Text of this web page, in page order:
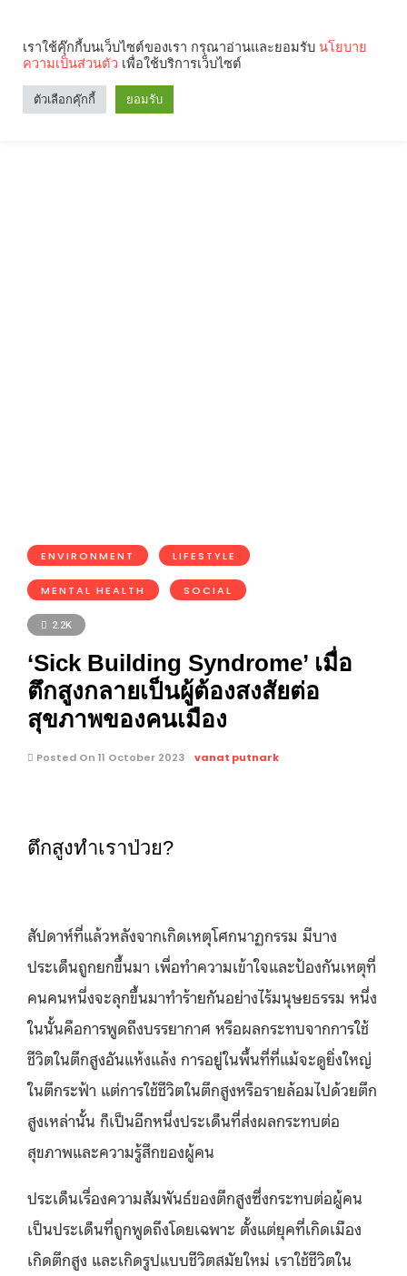
ENVIRONMENT LIFESTYLE
MENTAL HEALTH SOCIAL
2.2K
‘Sick Building Syndrome’ เมื่อ
ตึกสูงกลายเป็นผู้ต้องสงสัยต่อ
สุขภาพของคนเมือง
Posted On 11 October 2023 vanat putnark
ตึกสูงทำเราป่วย?
สัปดาห์ที่แล้วหลังจากเกิดเหตุโศกนาฏกรรม มีบาง
ประเด็นถูกยกขึ้นมา เพื่อทำความเข้าใจและป้องกันเหตุที่
คนคนหนึ่งจะลุกขึ้นมาทำร้ายกันอย่างไร้มนุษยธรรม หนึ่ง
ในนั้นคือการพูดถึงบรรยากาศ หรือผลกระทบจากการใช้
ชีวิตในตึกสูงอันแห้งแล้ง การอยู่ในพื้นที่ที่แม้จะดูยิ่งใหญ่
ในตึกระฟ้า แต่การใช้ชีวิตในตึกสูงหรือรายล้อมไปด้วยตึก
สูงเหล่านั้น ก็เป็นอีกหนึ่งประเด็นที่ส่งผลกระทบต่อ
สุขภาพและความรู้สึกของผู้คน
ประเด็นเรื่องความสัมพันธ์ของตึกสูงซึ่งกระทบต่อผู้คน
เป็นประเด็นที่ถูกพูดถึงโดยเฉพาะ ตั้งแต่ยุคที่เกิดเมือง
เกิดตึกสูง และเกิดรูปแบบชีวิตสมัยใหม่ เราใช้ชีวิตใน
เราใช้คุ๊กกี้บนเว็บไซต์ของเรา กรุณาอ่านและยอมรับ นโยบาย
ความเป็นส่วนตัว เพื่อใช้บริการเว็บไซต์
ตัวเลือกคุ๊กกี้ ยอมรับ